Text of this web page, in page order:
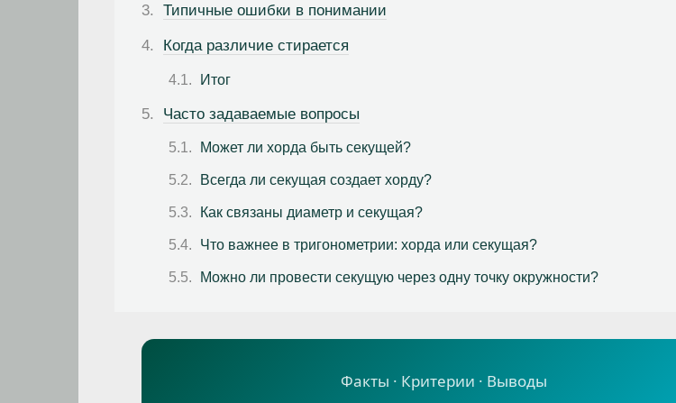
Типичные ошибки в понимании
Когда различие стирается
Итог
Часто задаваемые вопросы
Может ли хорда быть секущей?
Всегда ли секущая создает хорду?
Как связаны диаметр и секущая?
Что важнее в тригонометрии: хорда или секущая?
Можно ли провести секущую через одну точку окружности?
Факты · Критерии · Выводы